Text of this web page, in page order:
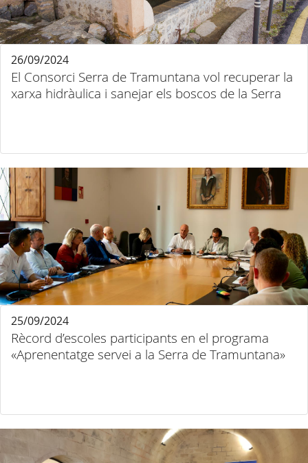
El Consorci Serra de Tramuntana vol recuperar la
xarxa hidràulica i sanejar els boscos de la Serra
26/09/2024
Rècord d’escoles participants en el programa
«Aprenentatge servei a la Serra de Tramuntana»
25/09/2024